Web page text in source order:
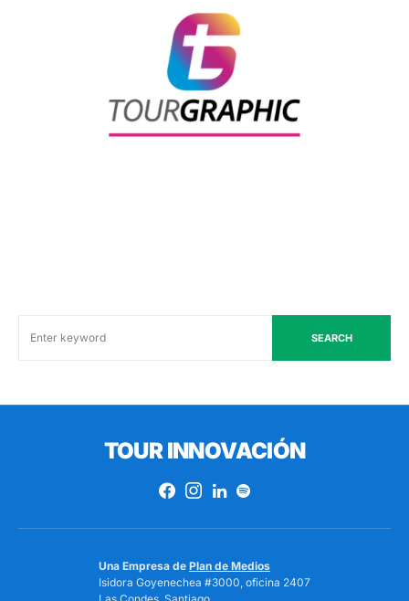
SEARCH
TOUR INNOVACIÓN
Una Empresa de Plan de Medios
Isidora Goyenechea #3000, oficina 2407